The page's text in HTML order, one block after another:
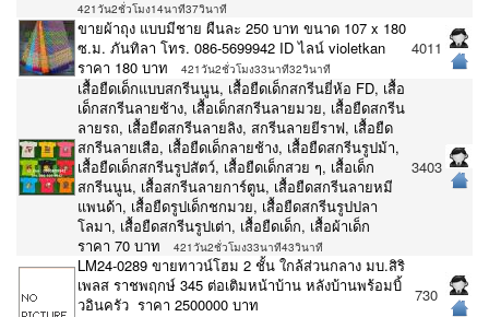
421วัน2ชั่วโมง14นาที37วินาที
ขายผ้าถุง แบบมีชาย ผืนละ 250 บาท ขนาด 107 x 180
ซ.ม. ภันทิลา โทร. 086-5699942 ID ไลน์ violetkan
ราคา 180 บาท
421วัน2ชั่วโมง33นาที32วินาที
4011
เสื้อยืดเด็กแบบสกรีนนูน, เสื้อยืดเด็กสกรีนยี่ห้อ FD, เสื้อ
เด็กสกรีนลายช้าง, เสื้อเด็กสกรีนลายมวย, เสื้อยืดสกรีน
ลายรถ, เสื้อยืดสกรีนลายลิง, สกรีนลายยีราฟ, เสื้อยืด
สกรีนลายเสือ, เสื้อยืดเด็กลายช้าง, เสื้อยืดสกรีนรูปม้า,
เสื้อยืดเด็กสกรีนรูปสัตว์, เสื้อยืดเด็กสวย ๆ, เสื้อเด็ก
สกรีนนูน, เสื้อสกรีนลายการ์ตูน, เสื้อยืดสกรีนลายหมี
แพนด้า, เสื้อยืดรูปเด็กชกมวย, เสื้อยืดสกรีนรูปปลา
โลมา, เสื้อยืดสกรีนรูปเต่า, เสื้อยืดเด็ก, เสื้อผ้าเด็ก
ราคา 70 บาท
421วัน2ชั่วโมง33นาที43วินาที
3403
LM24-0289 ขายทาวน์โฮม 2 ชั้น ใกล้ส่วนกลาง มบ.สิริ
เพลส ราชพฤกษ์ 345 ต่อเติมหน้าบ้าน หลังบ้านพร้อมบิ้
วอินครัว ราคา 2500000 บาท
730